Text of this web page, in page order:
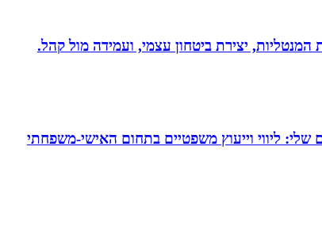
המנטליות, יצירת ביטחון עצמי, ועמידה מול קהל.
ליווי וייעוץ משפטיים בתחום האישי-משפחתי